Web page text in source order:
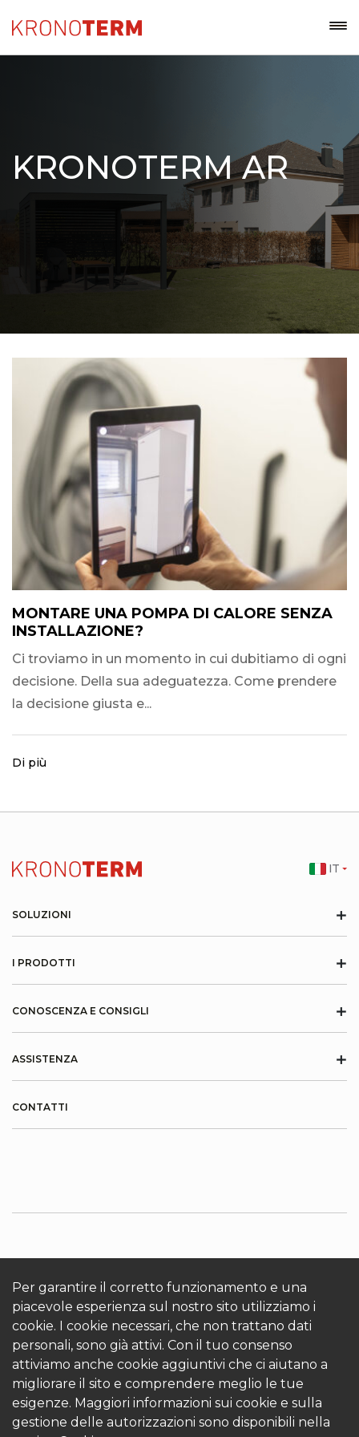
KRONOTERM AR
MONTARE UNA POMPA DI CALORE SENZA
INSTALLAZIONE?
Ci troviamo in un momento in cui dubitiamo di ogni
decisione. Della sua adeguatezza. Come prendere
la decisione giusta e...
Di più
Per garantire il corretto funzionamento e una
piacevole esperienza sul nostro sito utilizziamo i
cookie. I cookie necessari, che non trattano dati
personali, sono già attivi. Con il tuo consenso
attiviamo anche cookie aggiuntivi che ci aiutano a
migliorare il sito e comprendere meglio le tue
esigenze. Maggiori informazioni sui cookie e sulla
gestione delle autorizzazioni sono disponibili nella
SOLUZIONI +
I PRODOTTI +
CONOSCENZA E CONSIGLI +
ASSISTENZA +
CONTATTI
INFORMAZIONI SU KRONOTERM
Cookies
Accedi
IT
© 2026 Kronoterm | tutti i diritti riservati. KRONOTERM
d.o.o.